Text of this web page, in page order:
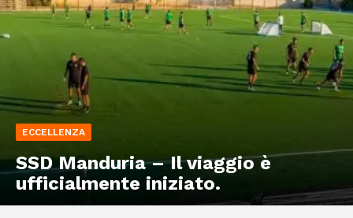
ECCELLENZA
SSD Manduria – Il viaggio è
ufficialmente iniziato.